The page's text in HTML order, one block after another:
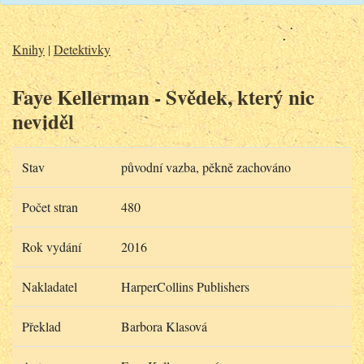
Knihy|Detektivky
Faye Kellerman - Svědek, který nic
neviděl
Stav původní vazba, pěkně zachováno
Počet stran 480
Rok vydání 2016
Nakladatel HarperCollins Publishers
Překlad Barbora Klasová